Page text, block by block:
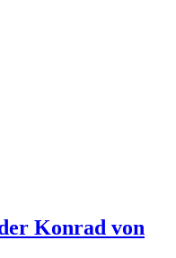
Konrad von